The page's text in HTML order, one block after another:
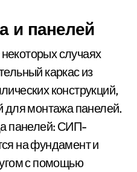
и панелей
случаях
каркас из
конструкций,
для монтажа панелей.
панелей: СИП-
на фундамент и
с помощью